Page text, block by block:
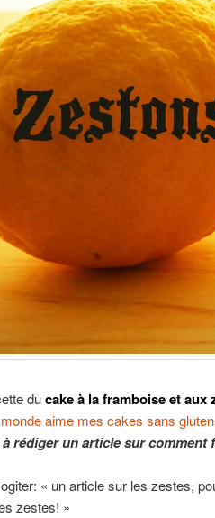
ducake à la framboise et aux
aime mes cakes sans gluten
rédiger un article sur comment
« un article sur les zestes,
zestes! »